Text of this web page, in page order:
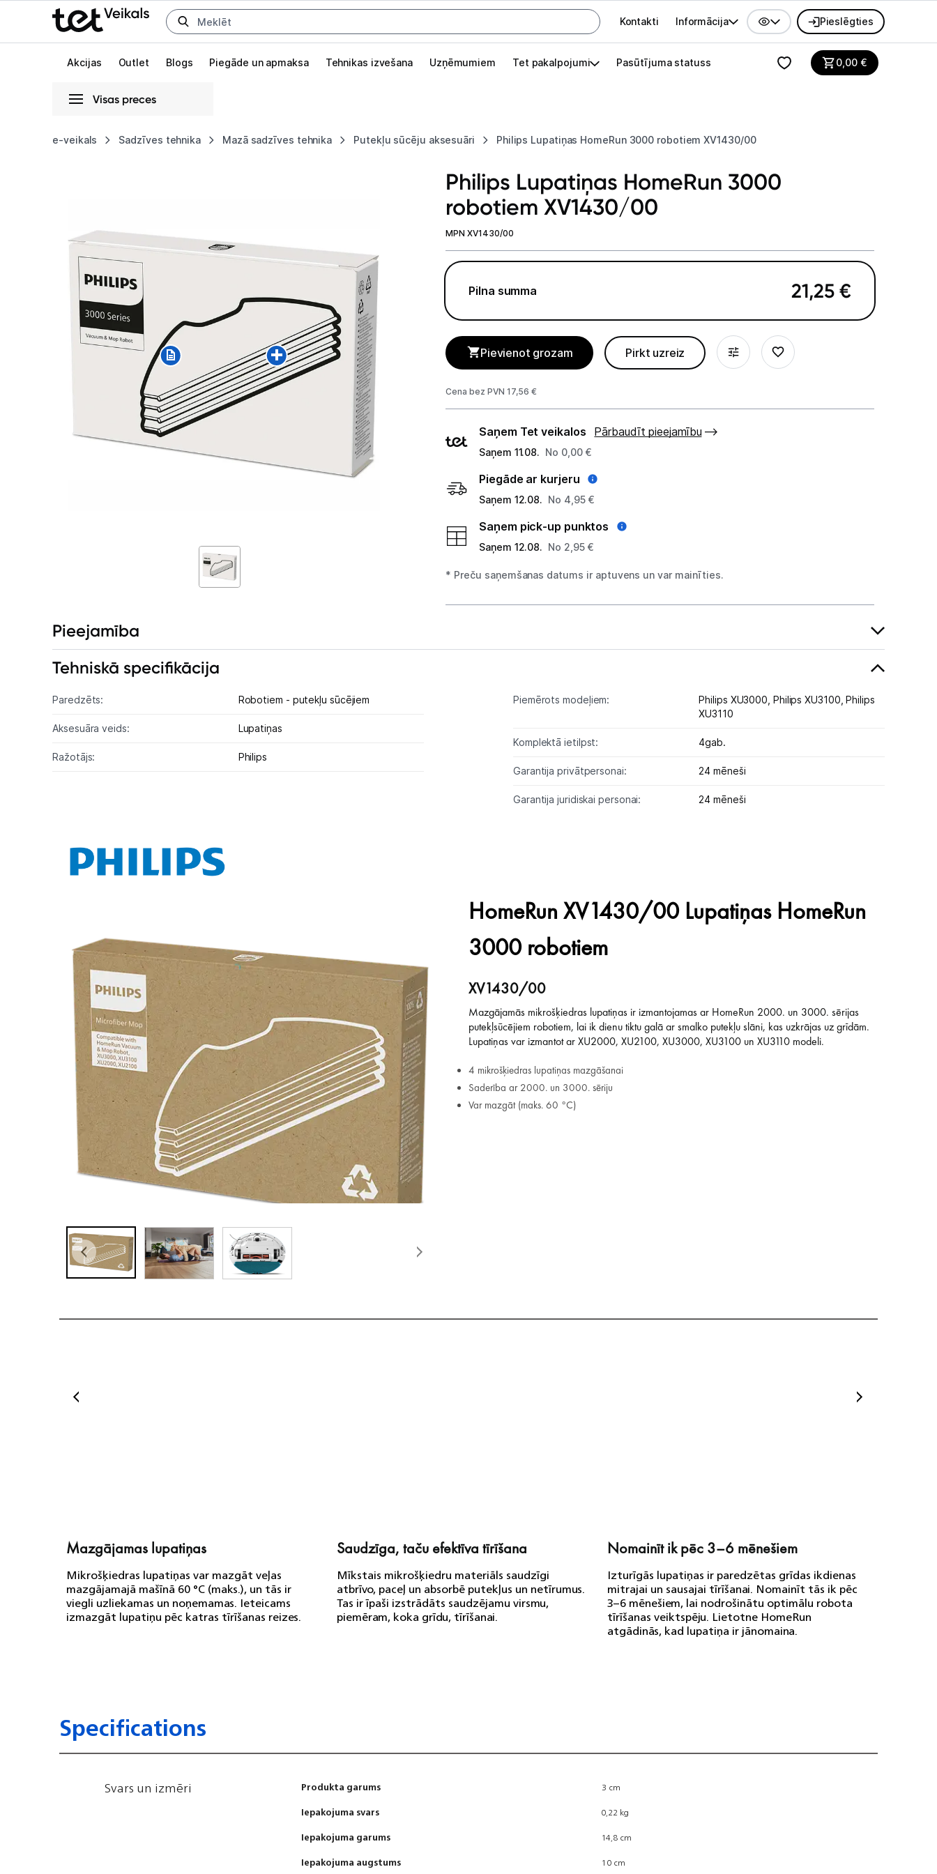
Uz kategorijam Uz galveno saturu
Galvenes izvēlne
Kontakti Informācija Pieslēgties
Akcijas Outlet Blogs Piegāde un apmaksa Tehnikas izvešana Uzņēmumiem Tet pakalpojumi Pasūtījuma statuss 0,00€
Visas preces
e-veikals Sadzīves tehnika Mazā sadzīves tehnika Putekļu sūcēju aksesuāri Philips Lupatiņas HomeRun 3000 robotiem XV1430/00
Pieslēgties
Izvēlies kāroto ierīci izdevīgāk!
TV un audio
Datortehnika
Telefoni, planšetdatori
Viedierīces
Sadzīves tehnika
Lielā tehnika
Iebūvējamā tehnika
Mazā tehnika
Roboti putekļu sūcēji
Tvaika gludināšanas sistēmas
Ražotāju atjaunota tehnika
Vēlmju saraksts
Blogs
Piegāde un apmaksa
Tehnikas izvešana
Uzņēmumiem
3000
robotiem
XV1430/00
Philips Lupatiņas HomeRun 3000
robotiem XV1430/00
MPN XV1430/00
Pilna summa 21,25 €
Pievienot grozam Pirkt uzreiz
Cena bez PVN 17,56 €
Piegādes
veidi
Saņem Tet veikalos Pārbaudīt pieejamību
Saņem 11.08. No 0,00 €
Piegāde ar kurjeru
Saņem 12.08. No 4,95 €
Saņem pick-up punktos
Saņem 12.08. No 2,95 €
* Preču saņemšanas datums ir aptuvens un var mainīties.
Pieejamība
Tehniskā specifikācija
Paredzēts: Robotiem - putekļu sūcējiem
Aksesuāra veids: Lupatiņas
Ražotājs: Philips
Piemērots modeļiem: Philips XU3000, Philips XU3100,Philips
XU3110
Komplektā ietilpst: 4gab.
Garantija privātpersonai: 24 mēneši
Garantija juridiskai personai: 24 mēneši
HomeRun XV1430/00 Lupatiņas HomeRun
3000 robotiem
XV1430/00
Mazgājamās mikrošķiedras lupatiņas ir izmantojamas ar HomeRun 2000. un 3000. sērijas
putekļsūcējiem robotiem, lai ik dienu tiktu galā ar smalko putekļu slāni, kas uzkrājas uz grīdām.
Lupatiņas var izmantot ar XU2000, XU2100, XU3000, XU3100 un XU3110 modeli.
4 mikrošķiedras lupatiņas mazgāšanai
Saderība ar 2000. un 3000. sēriju
Var mazgāt (maks. 60 °C)
Mazgājamas lupatiņas
Mikrošķiedras lupatiņas var mazgāt veļas
mazgājamajā mašīnā 60 °C (maks.), un tās ir
viegli uzliekamas un noņemamas. Ieteicams
izmazgāt lupatiņu pēc katras tīrīšanas reizes.
Saudzīga, taču efektīva tīrīšana
Mīkstais mikrošķiedru materiāls saudzīgi
atbrīvo, paceļ un absorbē putekļus un netīrumus.
Tas ir īpaši izstrādāts saudzējamu virsmu,
piemēram, koka grīdu, tīrīšanai.
Nomainīt ik pēc 3–6 mēnešiem
Izturīgās lupatiņas ir paredzētas grīdas ikdienas
mitrajai un sausajai tīrīšanai. Nomainīt tās ik pēc
3–6 mēnešiem, lai nodrošinātu optimālu robota
tīrīšanas veiktspēju. Lietotne HomeRun
atgādinās, kad lupatiņa ir jānomaina.
Specifications
Svars un izmēri
Produkta garums
Iepakojuma svars
Iepakojuma garums
Iepakojuma augstums
3 cm
0,22 kg
14,8 cm
10 cm